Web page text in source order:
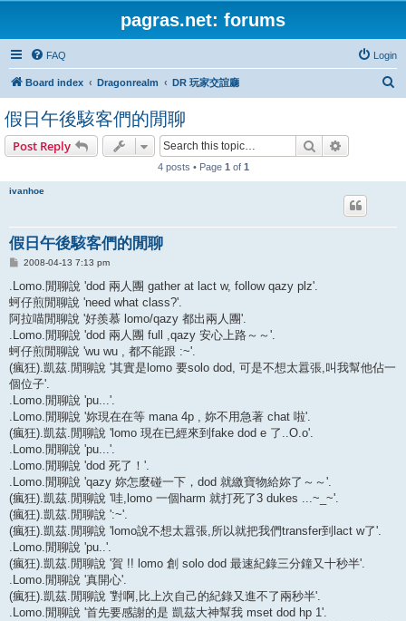
pagras.net: forums
FAQ Login
Board index Dragonrealm DR 玩家交誼廳
假日午後駭客們的閒聊
Post Reply Search
4 posts • Page 1 of 1
ivanhoe
假日午後駭客們的閒聊
P
s
2008-04-13 7:13 pm
.Lomo.閒聊說 'dod 兩人團 gather at lact w, follow qazy plz'.
蚵仔煎閒聊說 'need what class?'.
阿拉喵閒聊說 '好羨慕 lomo/qazy 都出兩人團'.
.Lomo.閒聊說 'dod 兩人團 full ,qazy 安心上路～～'.
蚵仔煎閒聊說 'wu wu , 都不能跟 :~'.
(瘋狂).凱茲.閒聊說 '其實是lomo 要solo dod, 可是不想太囂張,叫我幫他佔一
個位子'.
.Lomo.閒聊說 'pu...'.
.Lomo.閒聊說 '妳現在在等 mana 4p , 妳不用急著 chat 啦'.
(瘋狂).凱茲.閒聊說 'lomo 現在已經來到fake dod e 了..O.o'.
.Lomo.閒聊說 'pu...'.
.Lomo.閒聊說 'dod 死了！'.
.Lomo.閒聊說 'qazy 妳怎麼碰一下，dod 就繳寶物給妳了～～'.
(瘋狂).凱茲.閒聊說 '哇,lomo 一個harm 就打死了3 dukes ...~_~'.
(瘋狂).凱茲.閒聊說 ':~'.
(瘋狂).凱茲.閒聊說 'lomo說不想太囂張,所以就把我們transfer到lact w了'.
.Lomo.閒聊說 'pu..'.
(瘋狂).凱茲.閒聊說 '賀 !! lomo 創 solo dod 最速紀錄三分鐘又十秒半'.
.Lomo.閒聊說 '真開心'.
(瘋狂).凱茲.閒聊說 '對啊,比上次自己的紀錄又進不了兩秒半'.
.Lomo.閒聊說 '首先要感謝的是 凱茲大神幫我 mset dod hp 1'.